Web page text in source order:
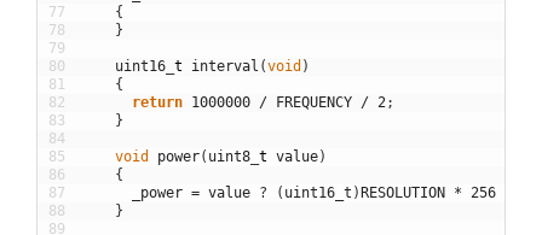
77
78
79
80
81
82
83
84
85
86
87
88
89
{
}
uint16 t interval (void )
{
return 1000000 / FREQUENCY / 2 ;
}
void power( uint8 t value)
{
_power = value ? ( uint16_t )RESOLUTION * 256
}